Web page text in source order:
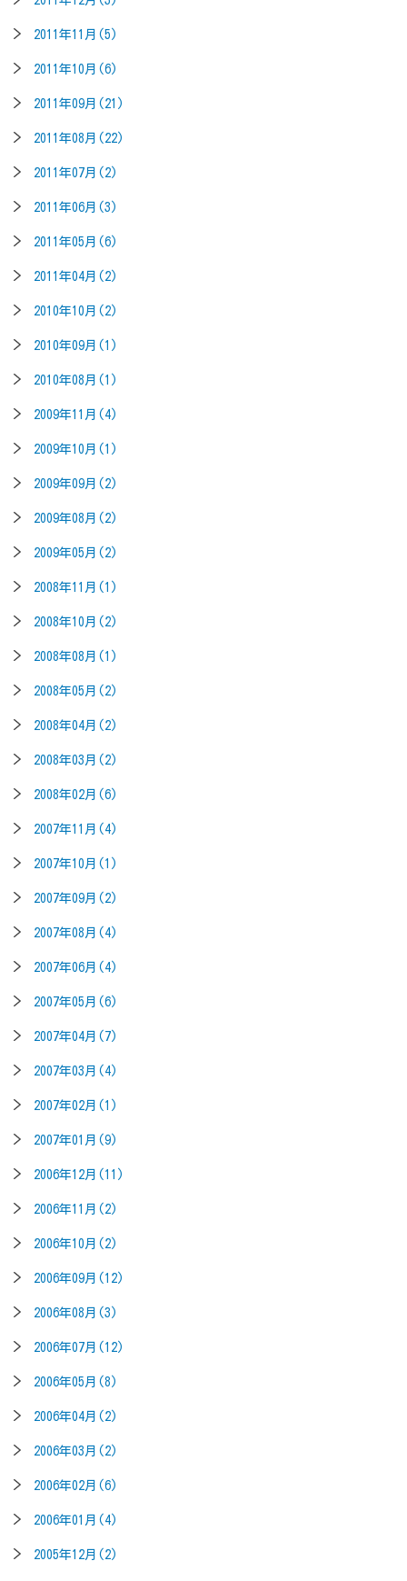
2011年11月(5)
2011年10月(6)
2011年09月(21)
2011年08月(22)
2011年07月(2)
2011年06月(3)
2011年05月(6)
2011年04月(2)
2010年10月(2)
2010年09月(1)
2010年08月(1)
2009年11月(4)
2009年10月(1)
2009年09月(2)
2009年08月(2)
2009年05月(2)
2008年11月(1)
2008年10月(2)
2008年08月(1)
2008年05月(2)
2008年04月(2)
2008年03月(2)
2008年02月(6)
2007年11月(4)
2007年10月(1)
2007年09月(2)
2007年08月(4)
2007年06月(4)
2007年05月(6)
2007年04月(7)
2007年03月(4)
2007年02月(1)
2007年01月(9)
2006年12月(11)
2006年11月(2)
2006年10月(2)
2006年09月(12)
2006年08月(3)
2006年07月(12)
2006年05月(8)
2006年04月(2)
2006年03月(2)
2006年02月(6)
2006年01月(4)
2005年12月(2)